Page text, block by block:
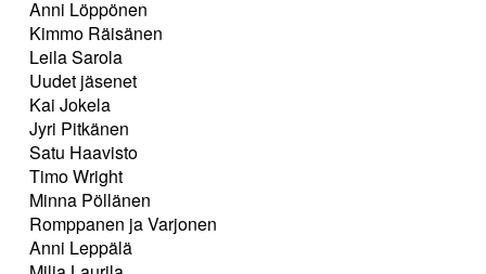
Anni Löppönen
Kimmo Räisänen
Leila Sarola
Uudet jäsenet
Kai Jokela
Jyri Pitkänen
Satu Haavisto
Timo Wright
Minna Pöllänen
Romppanen ja Varjonen
Anni Leppälä